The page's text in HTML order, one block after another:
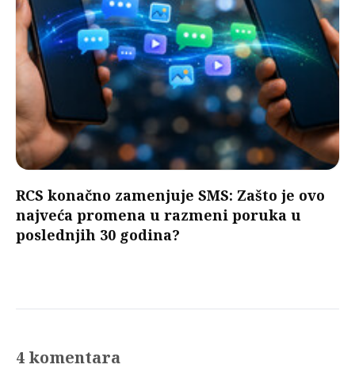
RCS konačno zamenjuje SMS: Zašto je ovo
najveća promena u razmeni poruka u
poslednjih 30 godina?
4 komentara